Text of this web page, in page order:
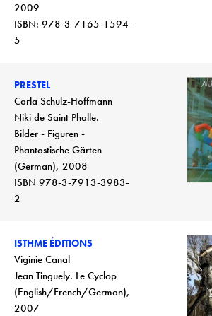
2009
ISBN: 978-3-7165-1594-
5
PRESTEL
Carla Schulz-Hoffmann
Niki de Saint Phalle.
Bilder - Figuren -
Phantastische Gärten
(German), 2008
ISBN 978-3-7913-3983-
2
ISTHME ÉDITIONS
Viginie Canal
Jean Tinguely. Le Cyclop
(English/French/German),
2007